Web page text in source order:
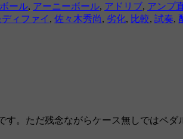
ール, アーニーボール, アドリブ, アンプ
ディファイ , 佐々木秀尚, 劣化, 比較, 試奏,
。ただ残念ながらケース無しではペ